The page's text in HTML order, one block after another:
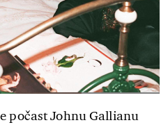
počast Johnu Gallianu